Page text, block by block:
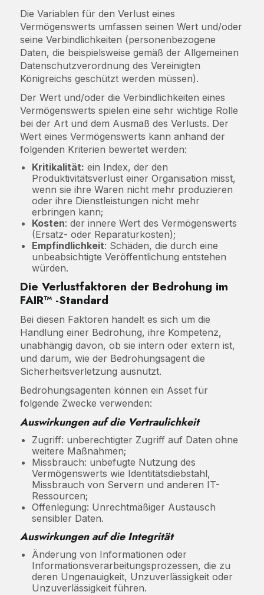
Die Variablen für den Verlust eines
Vermögenswerts umfassen seinen Wert und/oder
seine Verbindlichkeiten (personenbezogene
Daten, die beispielsweise gemäß der Allgemeinen
Datenschutzverordnung des Vereinigten
Königreichs geschützt werden müssen).
Der Wert und/oder die Verbindlichkeiten eines
Vermögenswerts spielen eine sehr wichtige Rolle
bei der Art und dem Ausmaß des Verlusts. Der
Wert eines Vermögenswerts kann anhand der
folgenden Kriterien bewertet werden:
Kritikalität: ein Index, der den
Produktivitätsverlust einer Organisation misst,
wenn sie ihre Waren nicht mehr produzieren
oder ihre Dienstleistungen nicht mehr
erbringen kann;
Kosten: der innere Wert des Vermögenswerts
(Ersatz- oder Reparaturkosten);
Empfindlichkeit: Schäden, die durch eine
unbeabsichtigte Veröffentlichung entstehen
würden.
Die Verlustfaktoren der Bedrohung im
FAIR™ -Standard
Bei diesen Faktoren handelt es sich um die
Handlung einer Bedrohung, ihre Kompetenz,
unabhängig davon, ob sie intern oder extern ist,
und darum, wie der Bedrohungsagent die
Sicherheitsverletzung ausnutzt.
Bedrohungsagenten können ein Asset für
folgende Zwecke verwenden:
Auswirkungen auf die Vertraulichkeit
Zugriff: unberechtigter Zugriff auf Daten ohne
weitere Maßnahmen;
Missbrauch: unbefugte Nutzung des
Vermögenswerts wie Identitätsdiebstahl,
Missbrauch von Servern und anderen IT-
Ressourcen;
Offenlegung: Unrechtmäßiger Austausch
sensibler Daten.
Auswirkungen auf die Integrität
Änderung von Informationen oder
Informationsverarbeitungsprozessen, die zu
deren Ungenauigkeit, Unzuverlässigkeit oder
Unzuverlässigkeit führen.